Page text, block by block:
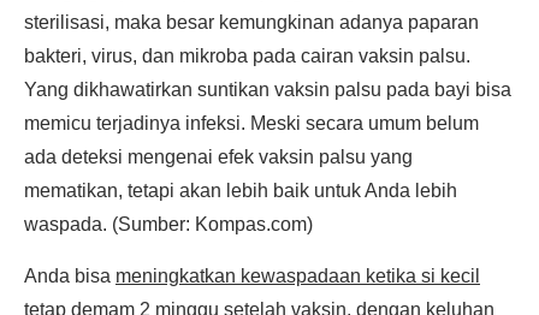
sterilisasi, maka besar kemungkinan adanya paparan
bakteri, virus, dan mikroba pada cairan vaksin palsu.
Yang dikhawatirkan suntikan vaksin palsu pada bayi bisa
memicu terjadinya infeksi. Meski secara umum belum
ada deteksi mengenai efek vaksin palsu yang
mematikan, tetapi akan lebih baik untuk Anda lebih
waspada. (Sumber: Kompas.com)
Anda bisa meningkatkan kewaspadaan ketika si kecil
tetap demam 2 minggu setelah vaksin, dengan keluhan